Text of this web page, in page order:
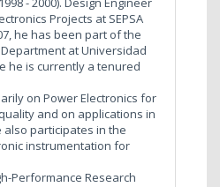
Projects at SEPSA
he has been part of the
at Universidad
he is currently a tenured
on Power Electronics for
and on applications in
participates in the
instrumentation for
Performance Research